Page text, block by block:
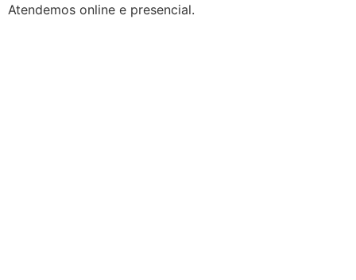
Atendemos online e presencial.